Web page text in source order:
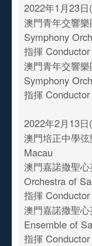
2022年1月23
澳門青年交響
Symphony
指揮
澳門青年交響
Symphony
指揮
2022年2月13
澳門培正中學
Macau
澳門嘉諾撒聖
Orchestra of
指揮
澳門嘉諾撒聖
Ensemble of
指揮